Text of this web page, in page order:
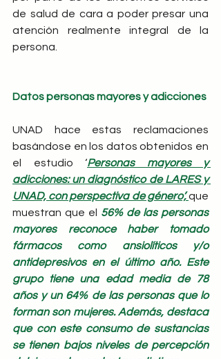
de salud de cara a poder presar una
atención realmente integral de la
persona.
Datos personas mayores y adicciones
UNAD hace estas reclamaciones
basándose en los datos obtenidos en
el estudio ‘Personas mayores y
adicciones: un diagnóstico de LARES y
UNAD, con perspectiva de género’, que
muestran que el 56% de las personas
mayores reconoce haber tomado
fármacos como ansiolíticos y/o
antidepresivos en el último año. Este
grupo tiene una edad media de 78
años y un 64% de las personas que lo
forman son mujeres. Además, destaca
que con este consumo de sustancias
se tienen bajos niveles de percepción